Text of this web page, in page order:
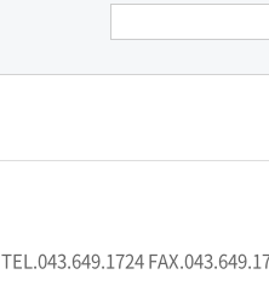
TEL.043.649.1724